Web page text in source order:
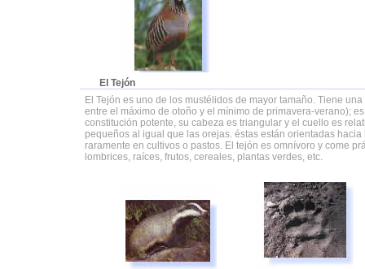
El Tejón
El Tejón es uno de los mustélidos de mayor tamaño. Tiene
entre el máximo de otoño y el mínimo de primavera-verano);
constitución potente, su cabeza es triangular y el cuello es
pequeños al igual que las orejas. éstas están orientadas
raramente en cultivos o pastos. El tejón es omnívoro y come
lombrices, raíces, frutos, cereales, plantas verdes, etc.